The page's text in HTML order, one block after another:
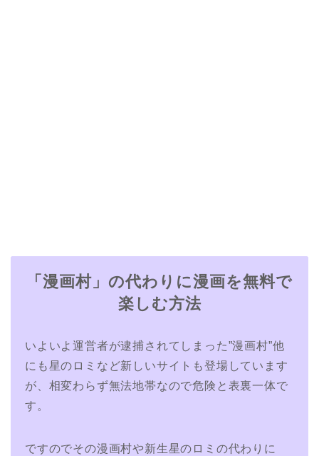
「漫画村」の代わりに漫画を無料で
楽しむ方法
いよいよ運営者が逮捕されてしまった”漫画村”他
にも星のロミなど新しいサイトも登場しています
が、相変わらず無法地帯なので危険と表裏一体で
す。
ですのでその漫画村や新生星のロミの代わりに